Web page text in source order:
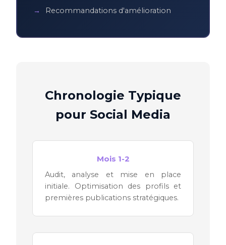
Recommandations d'amélioration
Chronologie Typique
pour Social Media
Mois 1-2
Audit, analyse et mise en place
initiale. Optimisation des profils et
premières publications stratégiques.